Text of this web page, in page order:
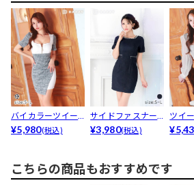
バイカラーツイー
ドフロントジップ
¥5,980(税込)
サイドファスナー
バックカット半袖
¥3,980(税込)
ツイ
ール
こちらの商品もおすすめです